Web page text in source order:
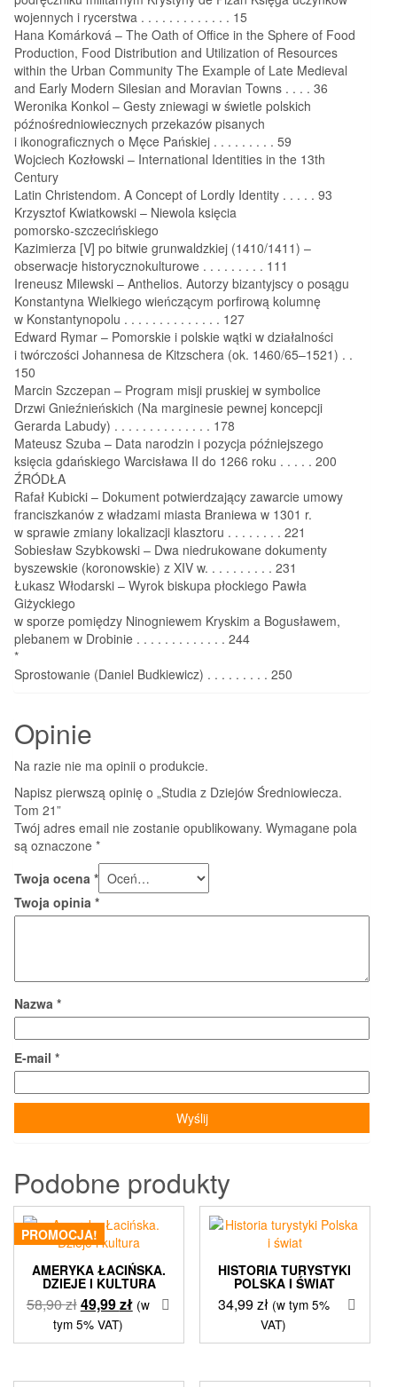
wojennych i rycerstwa . . . . . . . . . . . . . 15
Hana Komárková – The Oath of Office in the Sphere of Food
Production, Food Distribution and Utilization of Resources
within the Urban Community The Example of Late Medieval
and Early Modern Silesian and Moravian Towns . . . . 36
Weronika Konkol – Gesty zniewagi w świetle polskich
późnośredniowiecznych przekazów pisanych
i ikonograficznych o Męce Pańskiej . . . . . . . . . 59
Wojciech Kozłowski – International Identities in the 13th
Century
Latin Christendom. A Concept of Lordly Identity . . . . . 93
Krzysztof Kwiatkowski – Niewola księcia
pomorsko‑szczecińskiego
Kazimierza [V] po bitwie grunwaldzkiej (1410/1411) –
obserwacje historycznokulturowe . . . . . . . . . 111
Ireneusz Milewski – Anthelios. Autorzy bizantyjscy o posągu
Konstantyna Wielkiego wieńczącym porfirową kolumnę
w Konstantynopolu . . . . . . . . . . . . . . 127
Edward Rymar – Pomorskie i polskie wątki w działalności
i twórczości Johannesa de Kitzschera (ok. 1460/65–1521) . .
150
Marcin Szczepan – Program misji pruskiej w symbolice
Drzwi Gnieźnieńskich (Na marginesie pewnej koncepcji
Gerarda Labudy) . . . . . . . . . . . . . . 178
Mateusz Szuba – Data narodzin i pozycja późniejszego
księcia gdańskiego Warcisława II do 1266 roku . . . . . 200
ŹRÓDŁA
Rafał Kubicki – Dokument potwierdzający zawarcie umowy
franciszkanów z władzami miasta Braniewa w 1301 r.
w sprawie zmiany lokalizacji klasztoru . . . . . . . . 221
Sobiesław Szybkowski – Dwa niedrukowane dokumenty
byszewskie (koronowskie) z XIV w. . . . . . . . . . 231
Łukasz Włodarski – Wyrok biskupa płockiego Pawła
Giżyckiego
w sporze pomiędzy Ninogniewem Kryskim a Bogusławem,
plebanem w Drobinie . . . . . . . . . . . . . 244
*
Sprostowanie (Daniel Budkiewicz) . . . . . . . . . 250
Opinie
Na razie nie ma opinii o produkcie.
Napisz pierwszą opinię o „Studia z Dziejów Średniowiecza.
Tom 21”
Twój adres email nie zostanie opublikowany. Wymagane pola
są oznaczone *
Twoja ocena *
Twoja opinia *
Nazwa *
E-mail *
Podobne produkty
PROMOCJA!
AMERYKA ŁACIŃSKA.
DZIEJE I KULTURA
58,90złPierwotna
cena
wynosiła:
49,99złAktualna
wynosi:
(w
tym 5% VAT)
HISTORIA TURYSTYKI
POLSKA I ŚWIAT
34,99zł (w tym 5%
VAT)